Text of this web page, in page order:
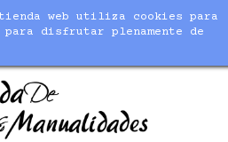
web utiliza cookies para
para disfrutar plenamente de